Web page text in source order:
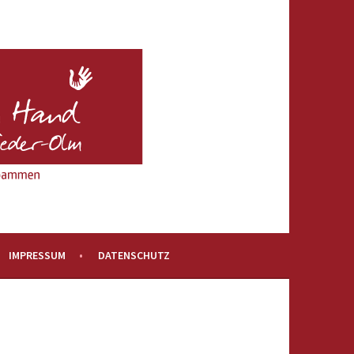
IMPRESSUM DATENSCHUTZ